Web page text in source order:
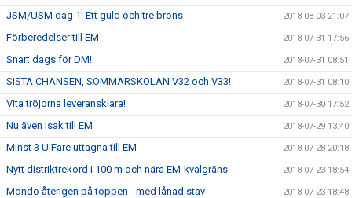
JSM/USM dag 1: Ett guld och tre brons 2018-08-03 21:07
Förberedelser till EM 2018-07-31 17:56
Snart dags för DM! 2018-07-31 08:51
SISTA CHANSEN, SOMMARSKOLAN V32 och V33! 2018-07-31 08:10
Vita tröjorna leveransklara! 2018-07-30 17:52
Nu även Isak till EM 2018-07-29 13:40
Minst 3 UIFare uttagna till EM 2018-07-28 20:18
Nytt distriktrekord i 100 m och nära EM-kvalgräns 2018-07-23 18:54
Mondo återigen på toppen - med lånad stav 2018-07-23 18:48